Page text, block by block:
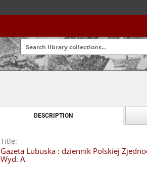
DESCRIPTION
Title:
Gazeta Lubuska : dziennik Polskiej
Wyd. A